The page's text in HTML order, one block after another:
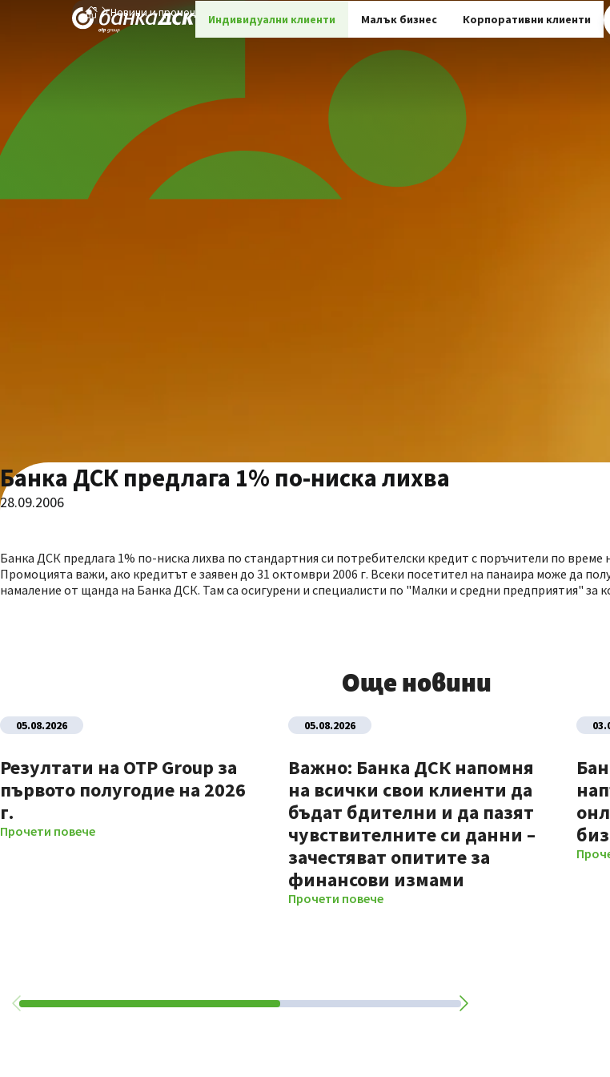
Индивидуални клиенти Малък бизнес Корпоративни клиенти
Новини и промоции
Банка ДСК предлага 1% по-ниска лихва
28.09.2006
Банка ДСК предлага 1% по-ниска лихва по стандартния си потребителски кредит с поръчители по време
Промоцията важи, ако кредитът е заявен до 31 октомври 2006 г. Всеки посетител на панаира може да
намаление от щанда на Банка ДСК. Там са осигурени и специалисти по "Малки и средни предприятия" за
Още новини
05.08.2026
Резултати на OTP Group за
първото полугодие на 2026
г.
Прочети повече
05.08.2026
Важно: Банка ДСК напомня
на всички свои клиенти да
бъдат бдителни и да пазят
чувствителните си данни –
зачестяват опитите за
финансови измами
Прочети повече